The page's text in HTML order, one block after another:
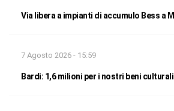
Via libera a impianti di accumulo Bess a
7 Agosto 2026 - 15:59
Bardi: 1,6 milioni per i nostri beni culturali